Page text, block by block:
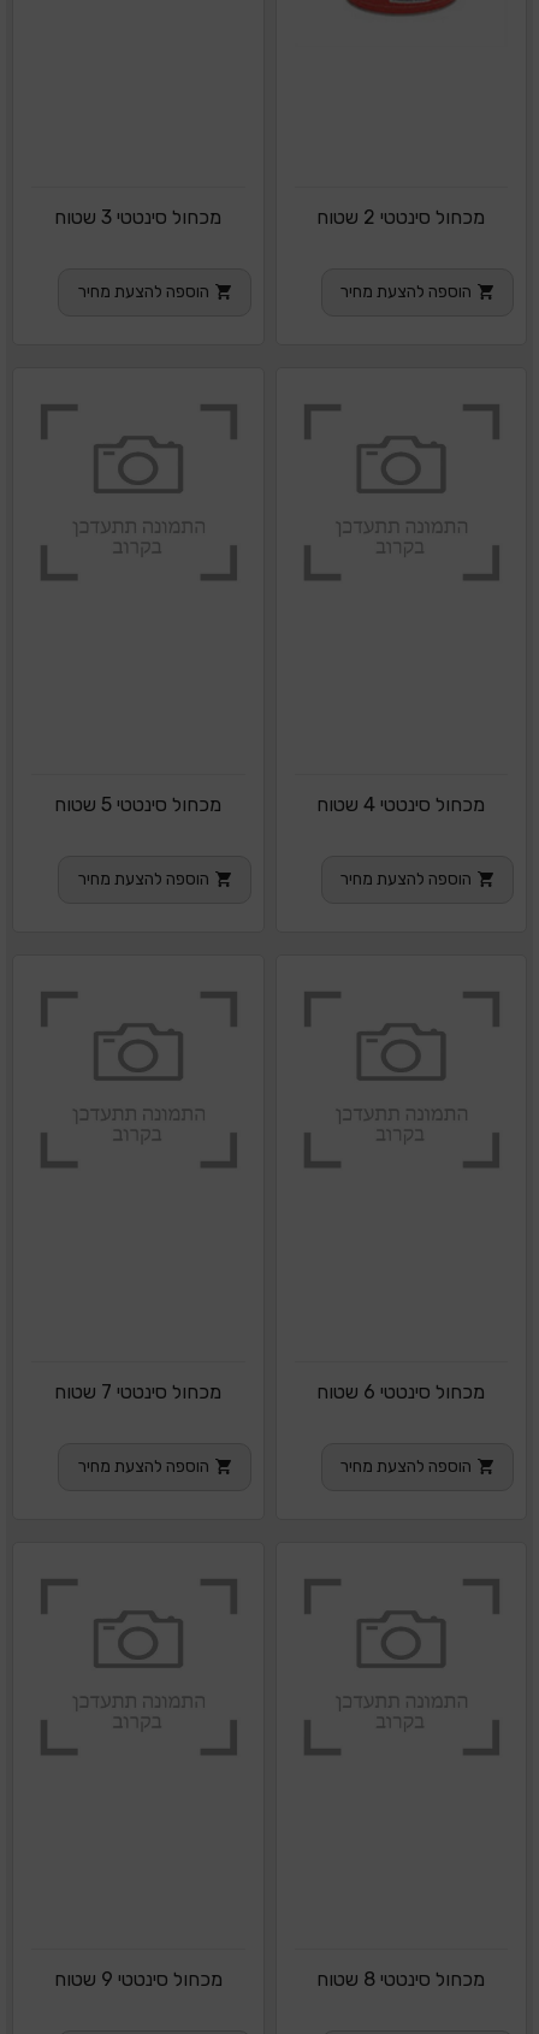
מכחול סינטטי 2 שטוח
הוספה להצעת מחיר
מכחול סינטטי 3 שטוח
הוספה להצעת מחיר
מכחול סינטטי 4 שטוח
הוספה להצעת מחיר
מכחול סינטטי 5 שטוח
הוספה להצעת מחיר
מכחול סינטטי 6 שטוח
הוספה להצעת מחיר
מכחול סינטטי 7 שטוח
הוספה להצעת מחיר
מכחול סינטטי 8 שטוח מכחול סינטטי 9 שטוח